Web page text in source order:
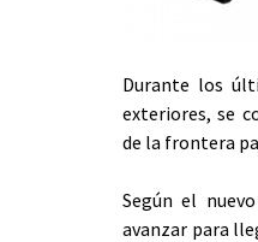
Durante los
exteriores, se
de la frontera
Según el
avanzar para